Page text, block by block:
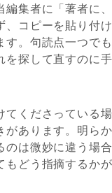
編集者に「著者に
、コピーを貼り付
す。句読点一つで
を探して直すのに
くださっている
があります。明ら
のは微妙に違う場
どう指摘するかが